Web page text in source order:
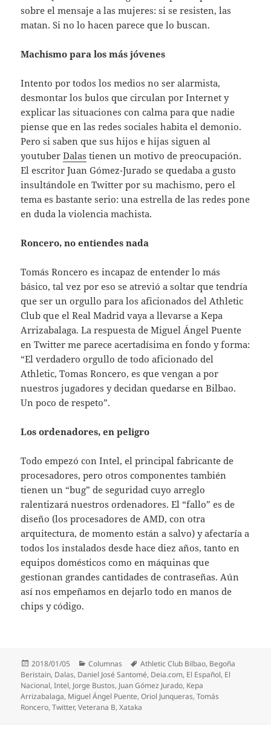
sobre el mensaje a las mujeres: si se resisten, las
matan. Si no lo hacen parece que lo buscan.
Machismo para los más jóvenes
Intento por todos los medios no ser alarmista,
desmontar los bulos que circulan por Internet y
explicar las situaciones con calma para que nadie
piense que en las redes sociales habita el demonio.
Pero si saben que sus hijos e hijas siguen al
youtuberDalas tienen un motivo de preocupación.
El escritor Juan Gómez-Jurado se quedaba a gusto
insultándole en Twitter por su machismo, pero el
tema es bastante serio: una estrella de las redes pone
en duda la violencia machista.
Roncero, no entiendes nada
Tomás Roncero es incapaz de entender lo más
básico, tal vez por eso se atrevió a soltar que tendría
que ser un orgullo para los aficionados del Athletic
Club que el Real Madrid vaya a llevarse a Kepa
Arrizabalaga. La respuesta de Miguel Ángel Puente
en Twitter me parece acertadísima en fondo y forma:
“El verdadero orgullo de todo aficionado del
Athletic, Tomas Roncero, es que vengan a por
nuestros jugadores y decidan quedarse en Bilbao.
Un poco de respeto”.
Los ordenadores, en peligro
Todo empezó con Intel, el principal fabricante de
procesadores, pero otros componentes también
tienen un “bug” de seguridad cuyo arreglo
ralentizará nuestros ordenadores. El “fallo” es de
diseño (los procesadores de AMD, con otra
arquitectura, de momento están a salvo) y afectaría a
todos los instalados desde hace diez años, tanto en
equipos domésticos como en máquinas que
gestionan grandes cantidades de contraseñas. Aún
así nos empeñamos en dejarlo todo en manos de
chips y código.
Publicado
el
2018/01/05 Categorías
Columnas Etiquetas
Athletic Club Bilbao, Begoña
Beristain, Dalas, Daniel José Santomé, Deia.com, El Español, El
Nacional,Intel, Jorge Bustos, Juan Gómez Jurado, Kepa
Arrizabalaga, Miguel Ángel Puente,Oriol Junqueras,Tomás
Roncero,Twitter,Veterana B,Xataka